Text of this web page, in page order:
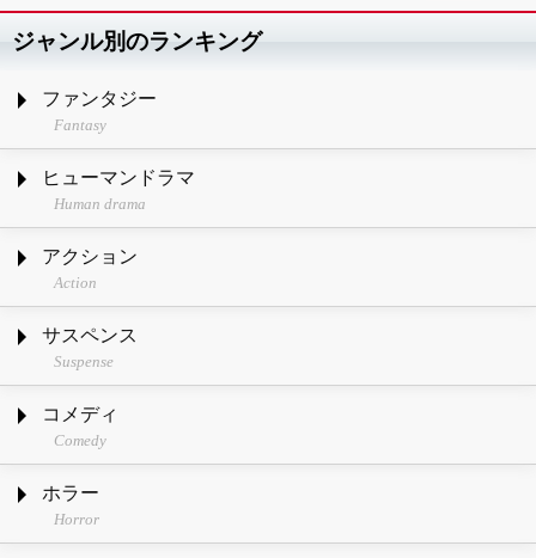
ジャンル別のランキング
ファンタジー
Fantasy
ヒューマンドラマ
Human drama
アクション
Action
サスペンス
Suspense
コメディ
Comedy
ホラー
Horror